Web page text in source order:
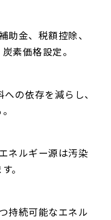
助金、税額控除、
素価格設定。
への依存を減らし、
ネルギー源は汚染
。
持続可能なエネル